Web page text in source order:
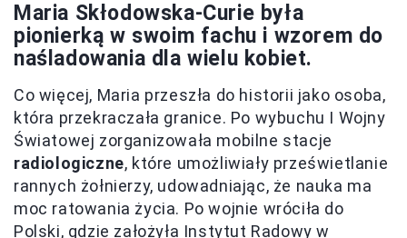
Maria Skłodowska-Curie była
pionierką w swoim fachu i wzorem do
naśladowania dla wielu kobiet.
Co więcej, Maria przeszła do historii jako osoba,
która przekraczała granice. Po wybuchu I Wojny
Światowej zorganizowała mobilne stacje
radiologiczne, które umożliwiały prześwietlanie
rannych żołnierzy, udowadniając, że nauka ma
moc ratowania życia. Po wojnie wróciła do
Polski, gdzie założyła Instytut Radowy w